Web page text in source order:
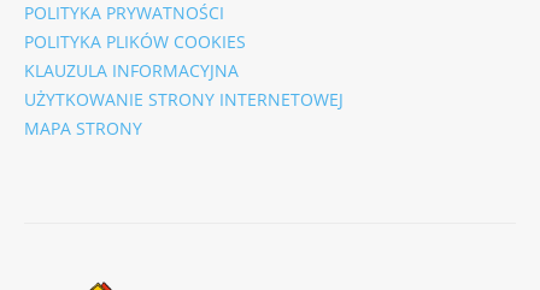
POLITYKA PRYWATNOŚCI
POLITYKA PLIKÓW COOKIES
KLAUZULA INFORMACYJNA
UŻYTKOWANIE STRONY INTERNETOWEJ
MAPA STRONY